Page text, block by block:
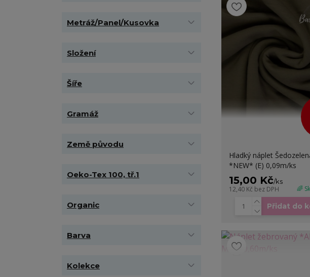
Hladký náplet
*NEW* (E) 0,09m/ks
15,00 Kč/ks
12,40 Kč bez DPH 🌈
Přidat do
Metráž/Panel/Kusovka
Složení
Šíře
Gramáž
Země původu
Oeko-Tex 100, tř.1
Organic
Barva
Kolekce